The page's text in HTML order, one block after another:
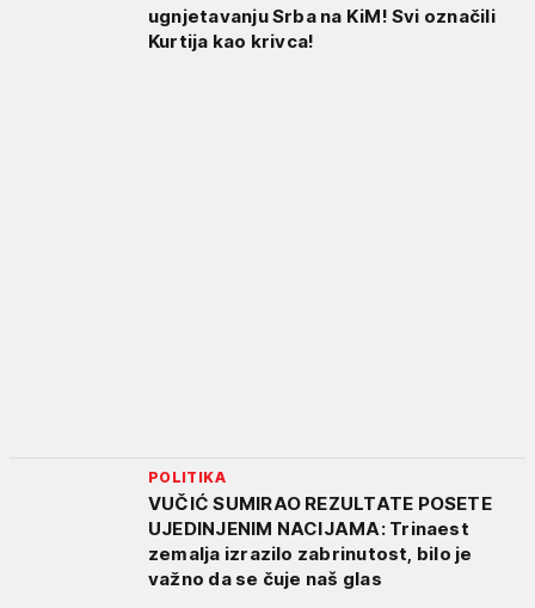
ugnjetavanju Srba na KiM! Svi označili
Kurtija kao krivca!
POLITIKA
VUČIĆ SUMIRAO REZULTATE POSETE
UJEDINJENIM NACIJAMA: Trinaest
zemalja izrazilo zabrinutost, bilo je
važno da se čuje naš glas